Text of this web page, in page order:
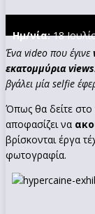
Ημ/νία:18
Ένα video που έγινε
εκατομμύρια views
βγάλει μία selfie
Όπως θα δείτε στο
αποφασίζει να
βρίσκονται έργα
φωτογραφία.